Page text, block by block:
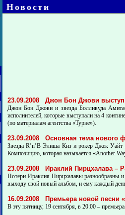
Новости
23.09.2008 Джон Бон Джови
Джон Бон Джови и звезда Болливуда
исполнителей, которые выступали на 4
(по материалам агентства «Турне»).
23.09.2008 Основная тема нового
Звезда R’n’B Элиша Киз и рокер Джек Уайт
Композицию, которая называется «Another
23.09.2008 Ираклий Пирцхалава –
Потери Ираклия Пирцхалавы разнообразны и
выходу свой новый альбом, и ему каждый
16.09.2008 Премьера новой песни
В эту пятницу, 19 сентября, в 20:00 –